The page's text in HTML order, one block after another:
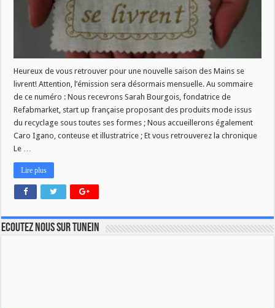
Heureux de vous retrouver pour une nouvelle saison des Mains se
livrent! Attention, l’émission sera désormais mensuelle. Au sommaire
de ce numéro : Nous recevrons Sarah Bourgois, fondatrice de
Refabmarket, start up française proposant des produits mode issus
du recyclage sous toutes ses formes ; Nous accueillerons également
Caro Igano, conteuse et illustratrice ; Et vous retrouverez la chronique
Le …
Lire plus
Ecoutez nous sur TuneIn